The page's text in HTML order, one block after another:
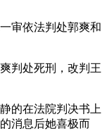
审依法判处郭爽和
判处死刑，改判王
的在法院判决书上
消息后她喜极而